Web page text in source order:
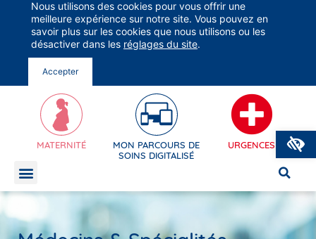
Groupe Vivalto Santé
Entre nous, la vie
MATERNITÉ
MON APPLI EN LIGNE
MON PARCOURS DE
SOINS DIGITALISÉ
URGENCES
Nous utilisons des cookies pour vous offrir une
meilleure expérience sur notre site. Vous pouvez en
savoir plus sur les cookies que nous utilisons ou les
désactiver dans les réglages du site.
Accepter